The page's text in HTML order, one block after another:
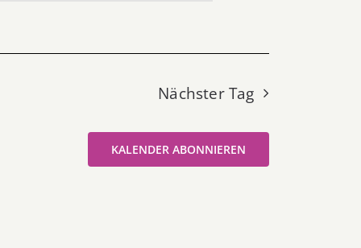
Nächster Tag
KALENDER ABONNIEREN